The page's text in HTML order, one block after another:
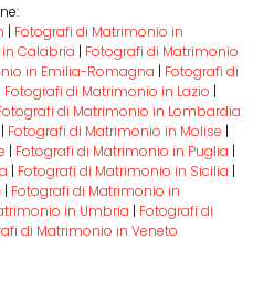
| Fotografi di Matrimonio in
Calabria | Fotografi di Matrimonio
in Emilia-Romagna | Fotografi di
Fotografi di Matrimonio in Lazio |
di Matrimonio in Lombardia
| Fotografi di Matrimonio in Molise |
| Fotografi di Matrimonio in Puglia |
| Fotografi di Matrimonio in Sicilia |
| Fotografi di Matrimonio in
in Umbria | Fotografi di
di Matrimonio in Veneto